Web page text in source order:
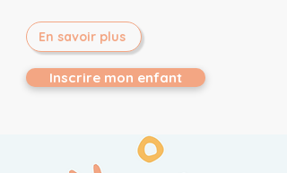
En savoir plus
Inscrire mon enfant